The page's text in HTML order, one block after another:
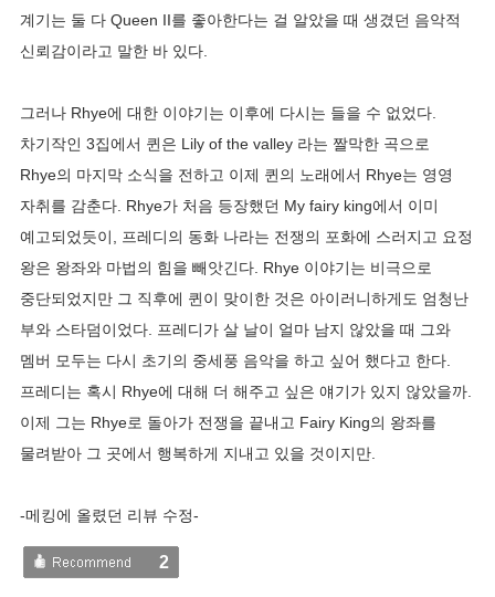
계기는 둘 다 Queen II를 좋아한다는 걸 알았을 때 생겼던 음악적
신뢰감이라고 말한 바 있다.
그러나 Rhye에 대한 이야기는 이후에 다시는 들을 수 없었다.
차기작인 3집에서 퀸은 Lily of the valley 라는 짤막한 곡으로
Rhye의 마지막 소식을 전하고 이제 퀸의 노래에서 Rhye는 영영
자취를 감춘다. Rhye가 처음 등장했던 My fairy king에서 이미
예고되었듯이, 프레디의 동화 나라는 전쟁의 포화에 스러지고 요정
왕은 왕좌와 마법의 힘을 빼앗긴다. Rhye 이야기는 비극으로
중단되었지만 그 직후에 퀸이 맞이한 것은 아이러니하게도 엄청난
부와 스타덤이었다. 프레디가 살 날이 얼마 남지 않았을 때 그와
멤버 모두는 다시 초기의 중세풍 음악을 하고 싶어 했다고 한다.
프레디는 혹시 Rhye에 대해 더 해주고 싶은 얘기가 있지 않았을까.
이제 그는 Rhye로 돌아가 전쟁을 끝내고 Fairy King의 왕좌를
물려받아 그 곳에서 행복하게 지내고 있을 것이지만.
-메킹에 올렸던 리뷰 수정-
2